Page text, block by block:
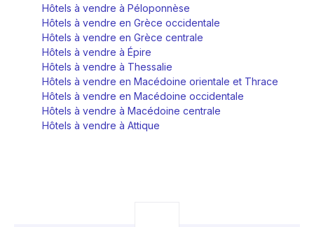
Hôtels à vendre à Péloponnèse
Hôtels à vendre en Grèce occidentale
Hôtels à vendre en Grèce centrale
Hôtels à vendre à Épire
Hôtels à vendre à Thessalie
Hôtels à vendre en Macédoine orientale et Thrace
Hôtels à vendre en Macédoine occidentale
Hôtels à vendre à Macédoine centrale
Hôtels à vendre à Attique